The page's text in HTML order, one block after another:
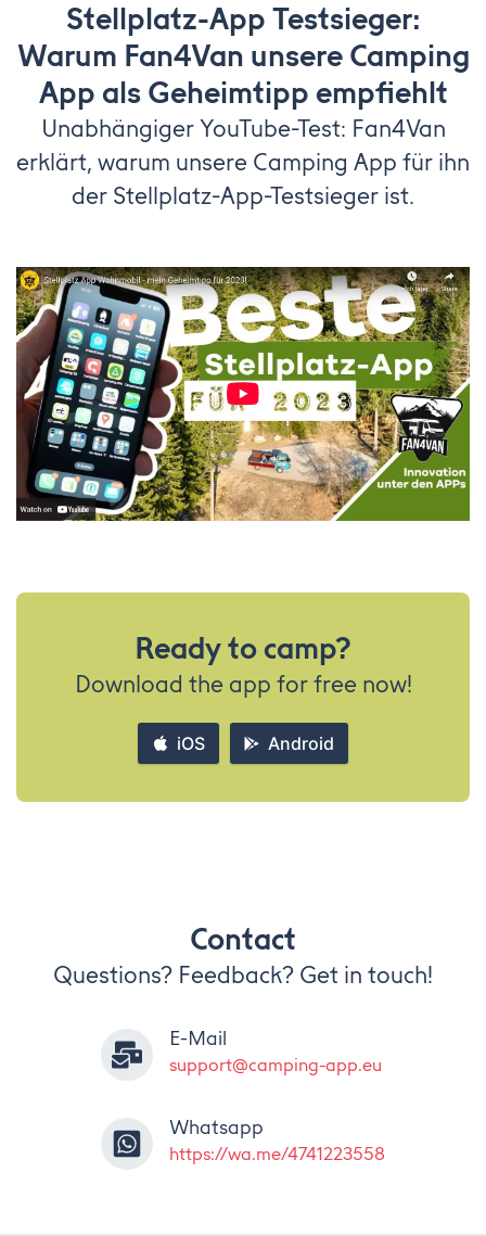
Stellplatz-App Testsieger:
Warum Fan4Van unsere Camping
App als Geheimtipp empfiehlt
Unabhängiger YouTube-Test: Fan4Van
erklärt, warum unsere Camping App für ihn
der Stellplatz-App-Testsieger ist.
Ready to camp?
Download the app for free now!
iOS Android
Contact
Questions? Feedback? Get in touch!
E-Mail
support@camping-app.eu
Whatsapp
https://wa.me/4741223558